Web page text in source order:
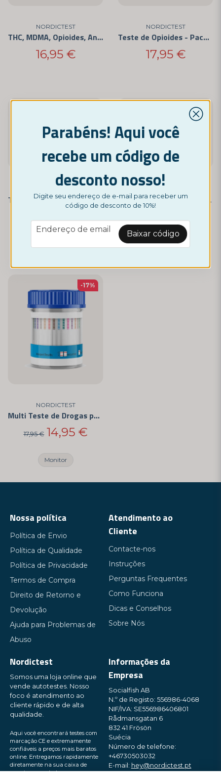
NORDICTEST
THC, MDMA, Opioides, Anfetamina - 4 Substâncias - Teste
16,95 €
NORDICTEST
Teste de Opioides - Pacote de 5 autotestes
17,95 €
Teste de Opioides - Pacote de 3 autotestes
9,95 €
Teste de Drogas – 10 Substâncias Diferentes
8,95 € 6,85 €
Monitor
-23%
NORDICTEST
Multi Teste de Drogas para 18 Substâncias Diferentes
17,95 € 14,95 €
Monitor
-17%
Parabéns! Aqui você
recebe um código de
desconto nosso!
Digite seu endereço de e-mail para receber um
código de desconto de 10%!
email
Endereço de email Baixar código
Nossa política
Política de Envio
Política de Qualidade
Política de Privacidade
Termos de Compra
Direito de Retorno e
Devolução
Ajuda para Problemas de
Abuso
Atendimento ao
Cliente
Contacte-nos
Instruções
Perguntas Frequentes
Como Funciona
Dicas e Conselhos
Sobre Nós
Nordictest
Somos uma loja online que
vende autotestes. Nosso
foco é atendimento ao
cliente rápido e de alta
qualidade.
Aqui você encontrará testes com
marcação CE e extremamente
confiáveis ​​a preços mais baratos
online. Entregamos rapidamente
diretamente na sua caixa de
correio, em embalagens pequenas
Informações da
Empresa
Socialfish AB
N.º de Registo: 556986-4068
NIF/IVA: SE556986406801
Rådmansgatan 6
832 41 Frösön
Suécia
Número de telefone:
+46730503032
E-mail: hey@nordictest.pt